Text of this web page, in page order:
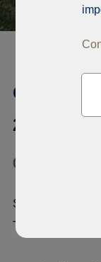
Casa a
2
02580
SIUNTIO
TOWNHOUSE